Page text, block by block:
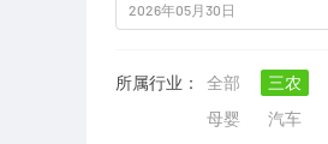
所属行业： 全部 三农
母婴
汽车